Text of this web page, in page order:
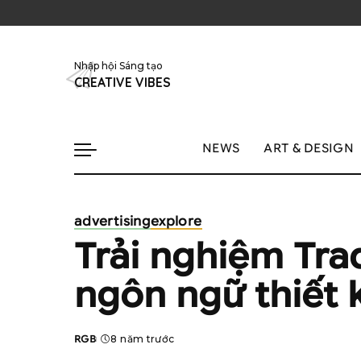
Nhập hội Sáng tạo
CREATIVE VIBES
NEWS ART & DESIGN
advertisingexplore
Trải nghiệm
ngôn ngữ thiết
Posted
RGB 8 năm trước